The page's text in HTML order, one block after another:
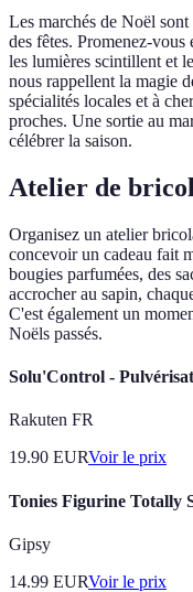
Les marchés de Noël
des fêtes. Promenez-
les lumières scintillent et
nous rappellent la magie
spécialités locales et à
proches. Une sortie au
célébrer la saison.
Atelier de
Organisez un atelier
concevoir un cadeau fait
bougies parfumées, des
accrocher au sapin,
C'est également un
Noëls passés.
Solu'Control -
Rakuten FR
19.90 EURVoir le prix
Tonies Figurine Totally
Gipsy
14.99 EURVoir le prix